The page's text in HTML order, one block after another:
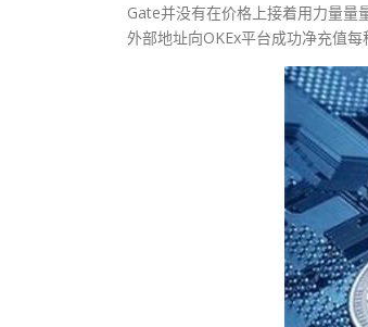
Gate并没有在价格上接着用力量量
外部地址向OKEx平台成功净充值